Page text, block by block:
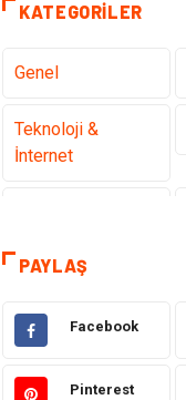
KATEGORILER
Genel
Teknoloji &
İnternet
Hukuk
Güzellik & Bakım
Sağlıklı Yaşam
PAYLAŞ
Facebook
Pinterest